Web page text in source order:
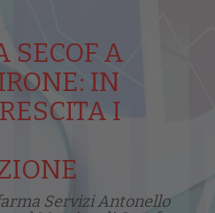
SECOF A
IN
I
Servizi Antonello